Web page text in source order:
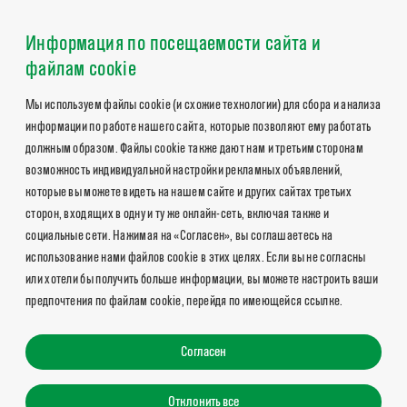
Информация по посещаемости сайта и
файлам cookie
Мы используем файлы cookie (и схожие технологии) для сбора и анализа
информации по работе нашего сайта, которые позволяют ему работать
должным образом. Файлы cookie также дают нам и третьим сторонам
возможность индивидуальной настройки рекламных объявлений,
которые вы можете видеть на нашем сайте и других сайтах третьих
сторон, входящих в одну и ту же онлайн-сеть, включая также и
социальные сети. Нажимая на «Согласен», вы соглашаетесь на
использование нами файлов cookie в этих целях. Если вы не согласны
или хотели бы получить больше информации, вы можете настроить ваши
предпочтения по файлам cookie, перейдя по имеющейся ссылке.
Согласен
Отклонить все